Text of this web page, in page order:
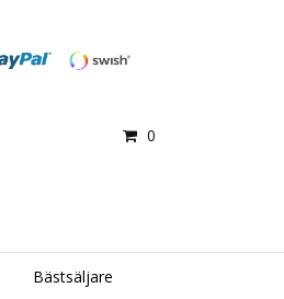
0
Bästsäljare